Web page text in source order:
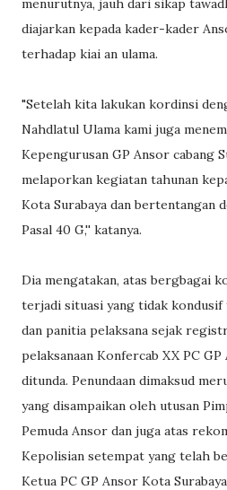
menurutnya, jauh dari sikap
diajarkan kepada kader-kader
terhadap kiai an ulama.
"Setelah kita lakukan kordinsi
Nahdlatul Ulama kami juga
Kepengurusan GP Ansor cabang
melaporkan kegiatan tahunan
Kota Surabaya dan bertentangan
Pasal 40 G,'' katanya.
Dia mengatakan, atas bergbagai
terjadi situasi yang tidak kondusif
dan panitia pelaksana sejak
pelaksanaan Konfercab XX PC
ditunda. Penundaan dimaksud
yang disampaikan oleh utusan
Pemuda Ansor dan juga atas
Kepolisian setempat yang telah
Ketua PC GP Ansor Kota